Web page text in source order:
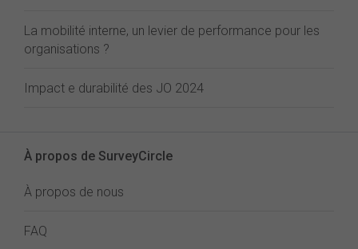
La mobilité interne, un levier de performance pour les
organisations ?
Impact e durabilité des JO 2024
À propos de SurveyCircle
À propos de nous
FAQ